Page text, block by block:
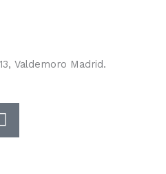
Valdemoro Madrid.
T
i